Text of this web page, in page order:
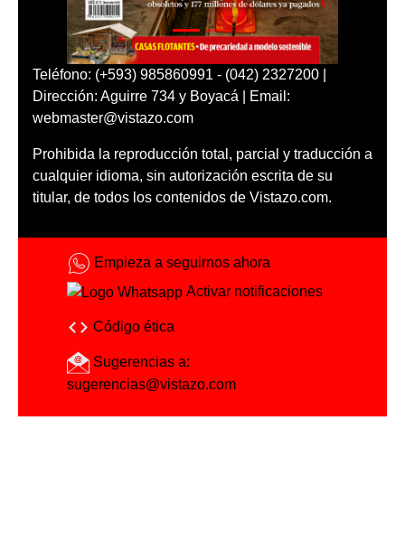
Teléfono: (+593) 985860991 - (042) 2327200 |
Dirección: Aguirre 734 y Boyacá | Email:
webmaster@vistazo.com
Prohibida la reproducción total, parcial y traducción a
cualquier idioma, sin autorización escrita de su
titular, de todos los contenidos de Vistazo.com.
Empieza a seguirnos ahora
Activar notificaciones
Código ética
Sugerencias a:
sugerencias@vistazo.com